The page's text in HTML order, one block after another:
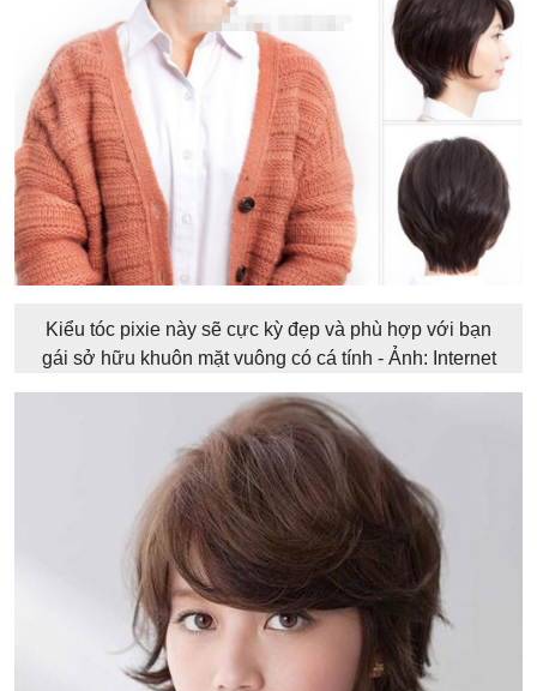
Kiểu tóc pixie này sẽ cực kỳ đẹp và phù hợp với bạn
gái sở hữu khuôn mặt vuông có cá tính - Ảnh: Internet